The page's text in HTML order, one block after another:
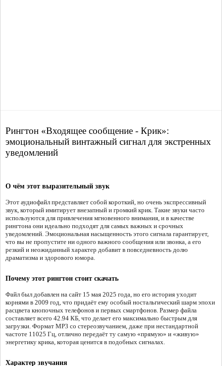
Рингтон «Входящее сообщение - Крик»:
эмоциональный винтажный сигнал для экстренных
уведомлений
О чём этот выразительный звук
Этот аудиофайл представляет собой короткий, но очень экспрессивный
звук, который имитирует внезапный и громкий крик. Такие звуки часто
используются для привлечения мгновенного внимания, и в качестве
рингтона они идеально подходят для самых важных и срочных
уведомлений. Эмоциональная насыщенность этого сигнала гарантирует,
что вы не пропустите ни одного важного сообщения или звонка, а его
резкий и неожиданный характер добавит в повседневность долю
драматизма и здорового юмора.
Почему этот рингтон стоит скачать
Файл был добавлен на сайт 15 мая 2025 года, но его история уходит
корнями в 2009 год, что придаёт ему особый ностальгический шарм эпохи
расцвета кнопочных телефонов и первых смартфонов. Размер файла
составляет всего 42.94 КБ, что делает его максимально быстрым для
загрузки. Формат MP3 со стереозвучанием, даже при нестандартной
частоте 11025 Гц, отлично передаёт ту самую «прямую» и «живую»
энергетику крика, которая ценится в подобных сигналах.
Характер звучания